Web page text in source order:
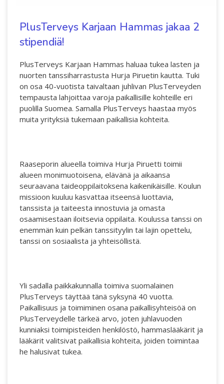
Ilmastonmuutos voima 2020
Kuulethan ääneni, näethän minut... 2020
Taide kahdella kielellä 2018-2020
Downloading Future 2019
Australian Youth Dance Festival 2019
Sharing the same roots 2019
Access to art 2016-2018
Fenris 2014-2015
North-South 2011-2015
We move as we dance
ABC´d
Lataa video täältä
Teams
Supervisors
PlusTerveys Karjaan Hammas jakaa 2
stipendiä!
PlusTerveys Karjaan Hammas haluaa tukea lasten ja
nuorten tanssiharrastusta Hurja Piruetin kautta. Tuki
on osa 40-vuotista taivaltaan juhlivan PlusTerveyden
tempausta lahjoittaa varoja paikallisille kohteille eri
puolilla Suomea. Samalla PlusTerveys haastaa myös
muita yrityksiä tukemaan paikallisia kohteita.
Raaseporin alueella toimiva Hurja Piruetti toimii
alueen monimuotoisena, elävänä ja aikaansa
seuraavana taideoppilaitoksena kaikenikäisille. Koulun
missioon kuuluu kasvattaa itseensä luottavia,
tanssista ja taiteesta innostuvia ja omasta
osaamisestaan iloitsevia oppilaita. Koulussa tanssi on
enemmän kuin pelkän tanssityylin tai lajin opettelu,
tanssi on sosiaalista ja yhteisöllistä.
Yli sadalla paikkakunnalla toimiva suomalainen
PlusTerveys täyttää tänä syksynä 40 vuotta.
Paikallisuus ja toimiminen osana paikallisyhteisöä on
PlusTerveydelle tärkeä arvo, joten juhlavuoden
kunniaksi toimipisteiden henkilöstö, hammaslääkärit ja
lääkärit valitsivat paikallisia kohteita, joiden toimintaa
he halusivat tukea.